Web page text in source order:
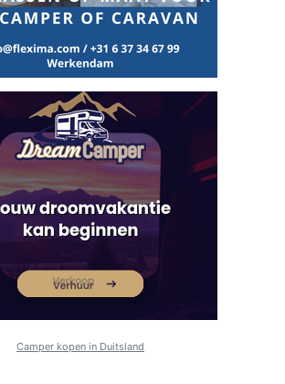
Camper kopen in Duitsland